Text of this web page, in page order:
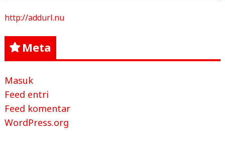
http://addurl.nu
Meta
Masuk
Feed entri
Feed komentar
WordPress.org